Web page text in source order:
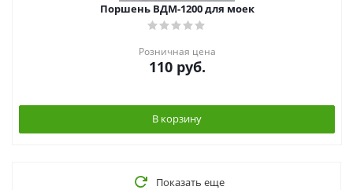
Поршень ВДМ-1200 для моек
Розничная цена
110руб.
В корзину
Показать еще